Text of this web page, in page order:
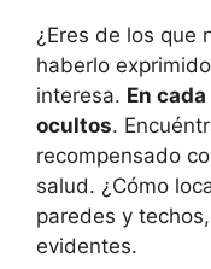
¿Eres de los que
haberlo
interesa. En
ocultos.
recompensado
salud. ¿Cómo
paredes y
evidentes.